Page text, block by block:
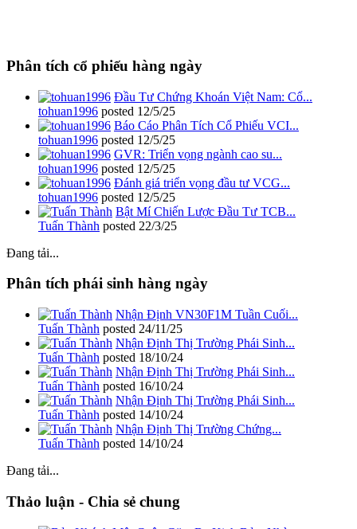
Phân tích cổ phiếu hàng ngày
Đầu Tư Chứng Khoán Việt Nam: Cổ...
tohuan1996 posted 12/5/25
Báo Cáo Phân Tích Cổ Phiếu VCI...
tohuan1996 posted 12/5/25
GVR: Triển vọng ngành cao su...
tohuan1996 posted 12/5/25
Đánh giá triển vọng đầu tư VCG...
tohuan1996 posted 12/5/25
Bật Mí Chiến Lược Đầu Tư TCB...
Tuấn Thành posted 22/3/25
Đang tải...
Phân tích phái sinh hàng ngày
Nhận Định VN30F1M Tuần Cuối...
Tuấn Thành posted 24/11/25
Nhận Định Thị Trường Phái Sinh...
Tuấn Thành posted 18/10/24
Nhận Định Thị Trường Phái Sinh...
Tuấn Thành posted 16/10/24
Nhận Định Thị Trường Phái Sinh...
Tuấn Thành posted 14/10/24
Nhận Định Thị Trường Chứng...
Tuấn Thành posted 14/10/24
Đang tải...
Thảo luận - Chia sẻ chung